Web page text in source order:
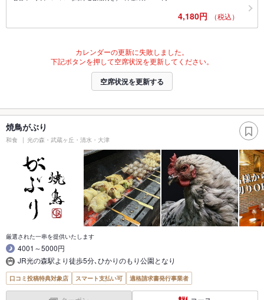
4,180円 （税込）
カレンダーの更新に失敗しました。
下記ボタンを押して空席状況を更新してください。
空席状況を更新する
焼鳥がぶり
和食 光の森・武蔵ヶ丘・清水・大津
厳選された一串を提供いたします
4001～5000円
JR光の森駅より徒歩5分､ひかりのもり公園となり
口コミ投稿特典対象店 スマート支払い可 適格請求書発行事業者